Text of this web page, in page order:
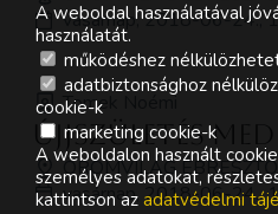
vasárnap, 2018-06-24.,
Tomek Noémi
Újjszületés
ÖRÖMVILÁG
vasárnap, 2018-06-24.,
A weboldal használatával
használatát.
működéshez
adatbiztonsághoz
cookie-k
marketing cookie-k
A weboldalon használt
személyes adatokat,
kattintson az adatvédelmi